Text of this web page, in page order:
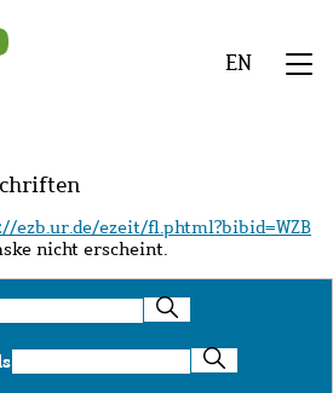
EN
ezb.ur.de/ezeit/fl.phtml?bibid=WZB
nicht erscheint.
Suche
nach